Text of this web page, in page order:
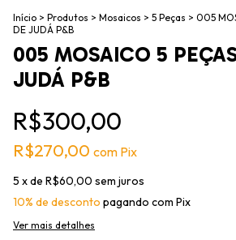
Início > Produtos > Mosaicos > 5 Peças > 005
DE JUDÁ P&B
005 MOSAICO 5
JUDÁ P&B
R$300,00
R$270,00 com Pix
5 x de R$60,00 sem juros
10% de desconto pagando com Pix
Ver mais detalhes